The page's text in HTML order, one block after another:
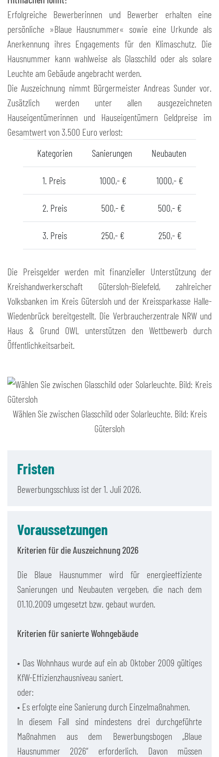
Erfolgreiche Bewerberinnen und Bewerber erhalten eine
persönliche »Blaue Hausnummer« sowie eine Urkunde als
Anerkennung ihres Engagements für den Klimaschutz. Die
Hausnummer kann wahlweise als Glasschild oder als solare
Leuchte am Gebäude angebracht werden.
Die Auszeichnung nimmt Bürgermeister Andreas Sunder vor.
Zusätzlich werden unter allen ausgezeichneten
Hauseigentümerinnen und Hauseigentümern Geldpreise im
Gesamtwert von 3.500 Euro verlost:
Kategorien
Sanierungen Neubauten
1. Preis 1000,- € 1000,- €
2. Preis 500,- € 500,- €
3. Preis 250,- € 250,- €
Die Preisgelder werden mit finanzieller Unterstützung der
Kreishandwerkerschaft Gütersloh-Bielefeld, zahlreicher
Volksbanken im Kreis Gütersloh und der Kreissparkasse Halle-
Wiedenbrück bereitgestellt. Die Verbraucherzentrale NRW und
Haus & Grund OWL unterstützen den Wettbewerb durch
Öffentlichkeitsarbeit.
Wählen Sie zwischen Glasschild oder Solarleuchte. Bild: Kreis
Gütersloh
Fristen
Bewerbungsschluss ist der 1. Juli 2026.
Voraussetzungen
Kriterien für die Auszeichnung 2026
Die Blaue Hausnummer wird für energieeffiziente
Sanierungen und Neubauten vergeben, die nach dem
01.10.2009 umgesetzt bzw. gebaut wurden.
Kriterien für sanierte Wohngebäude
• Das Wohnhaus wurde auf ein ab Oktober 2009 gültiges
KfW-Effizienzhausniveau saniert.
oder:
• Es erfolgte eine Sanierung durch Einzelmaßnahmen.
In diesem Fall sind mindestens drei durchgeführte
Maßnahmen aus dem Bewerbungsbogen „Blaue
Hausnummer 2026“ erforderlich. Davon müssen